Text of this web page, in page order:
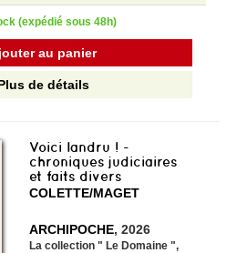
(expédié sous 48h)
au panier
de détails
Voici landru ! -
chroniques judiciaires
et faits divers
COLETTE/MAGET
ARCHIPOCHE, 2026
La collection " Le Domaine ",